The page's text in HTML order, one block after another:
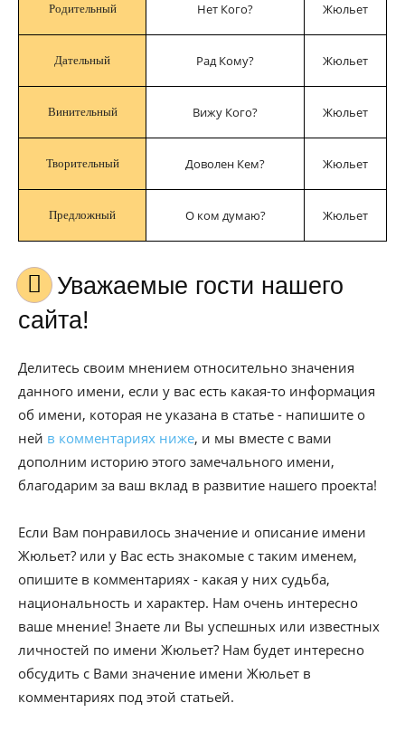
Родительный Нет Кого? Жюльет
Дательный Рад Кому? Жюльет
Винительный Вижу Кого? Жюльет
Творительный Доволен Кем? Жюльет
Предложный О ком думаю? Жюльет
Уважаемые гости нашего
сайта!
Делитесь своим мнением относительно значения
данного имени, если у вас есть какая-то информация
об имени, которая не указана в статье - напишите о
ней в комментариях ниже, и мы вместе с вами
дополним историю этого замечального имени,
благодарим за ваш вклад в развитие нашего проекта!
Если Вам понравилось значение и описание имени
Жюльет? или у Вас есть знакомые с таким именем,
опишите в комментариях - какая у них судьба,
национальность и характер. Нам очень интересно
ваше мнение! Знаете ли Вы успешных или известных
личностей по имени Жюльет? Нам будет интересно
обсудить с Вами значение имени Жюльет в
комментариях под этой статьей.